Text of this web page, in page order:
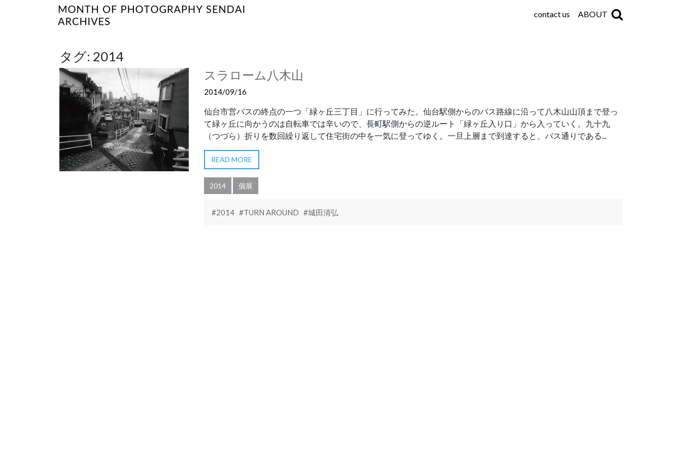
contact us ABOUT
タグ: 2014
スラローム八木山
2014/09/16
仙台市営バスの終点の一つ「緑ヶ丘三丁目」に行ってみた。仙台駅側からのバス路線に沿って八木山山頂まで登っ
て緑ヶ丘に向かうのは自転車では辛いので、長町駅側からの逆ルート「緑ヶ丘入り口」から入っていく。九十九
（つづら）折りを数回繰り返して住宅街の中を一気に登ってゆく。一旦上層まで到達すると、バス通りである...
READ MORE
2014 個展
#2014 #TURN AROUND #城田清弘